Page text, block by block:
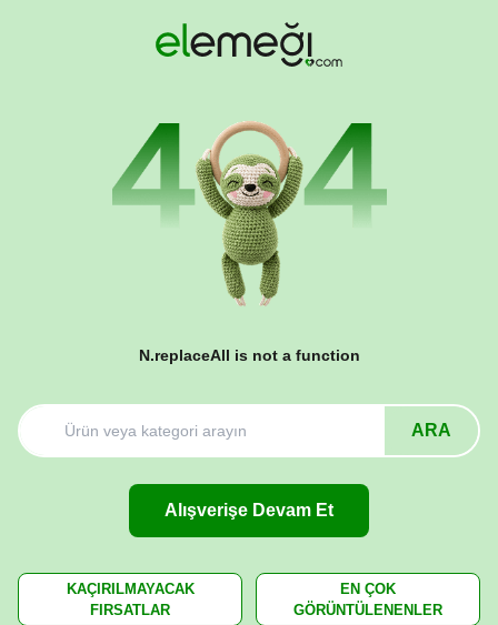
N.replaceAll is not a function
ARA
Alışverişe Devam Et
KAÇIRILMAYACAK
FIRSATLAR
EN ÇOK
GÖRÜNTÜLENENLER